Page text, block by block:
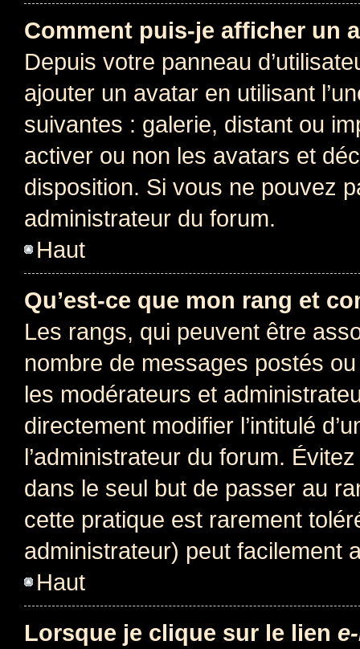
Comment puis-je afficher un
Depuis votre panneau
ajouter un avatar en utilisant
suivantes : galerie, distant ou
activer ou non les avatars et
disposition. Si vous ne pouvez
administrateur du forum.
Haut
Qu’est-ce que mon rang et
Les rangs, qui peuvent être
nombre de messages postés
les modérateurs et
directement modifier l’intitulé
l’administrateur du forum.
dans le seul but de passer au
cette pratique est rarement
administrateur) peut facilement
Haut
Lorsque je clique sur le lien